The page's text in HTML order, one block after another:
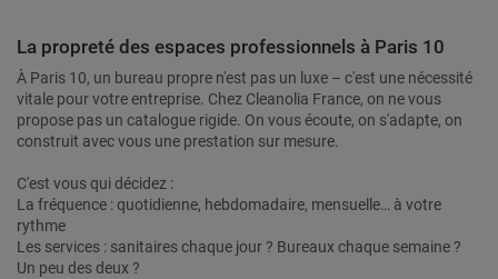
La propreté des espaces professionnels à Paris 10
À Paris 10, un bureau propre n'est pas un luxe – c'est une nécessité
vitale pour votre entreprise. Chez Cleanolia France, on ne vous
propose pas un catalogue rigide. On vous écoute, on s'adapte, on
construit avec vous une prestation sur mesure.
C'est vous qui décidez :
La fréquence : quotidienne, hebdomadaire, mensuelle… à votre
rythme
Les services : sanitaires chaque jour ? Bureaux chaque semaine ?
Un peu des deux ?